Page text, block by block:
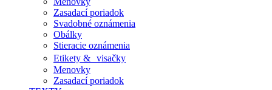
Zasadací poriadok
Svadobné oznámenia
Obálky
Stieracie oznámenia
Etikety & visačky
Menovky
Zasadací poriadok